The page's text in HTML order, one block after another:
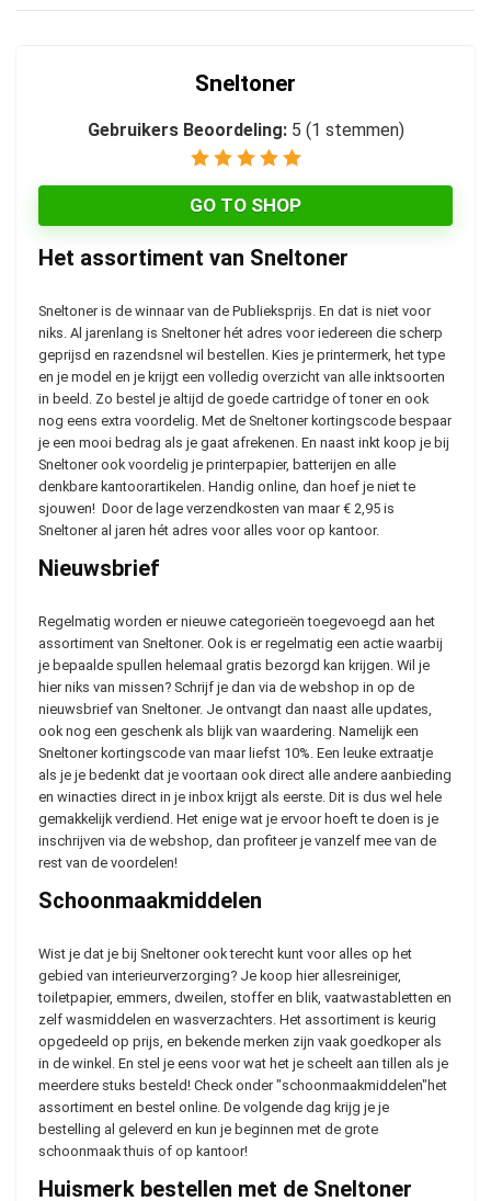
Sneltoner
Gebruikers Beoordeling: 5 (1 stemmen)
GO TO SHOP
Het assortiment van Sneltoner
Sneltoner is de winnaar van de Publieksprijs. En dat is niet voor
niks. Al jarenlang is Sneltoner hét adres voor iedereen die scherp
geprijsd en razendsnel wil bestellen. Kies je printermerk, het type
en je model en je krijgt een volledig overzicht van alle inktsoorten
in beeld. Zo bestel je altijd de goede cartridge of toner en ook
nog eens extra voordelig. Met de Sneltoner kortingscode bespaar
je een mooi bedrag als je gaat afrekenen. En naast inkt koop je bij
Sneltoner ook voordelig je printerpapier, batterijen en alle
denkbare kantoorartikelen. Handig online, dan hoef je niet te
sjouwen! Door de lage verzendkosten van maar € 2,95 is
Sneltoner al jaren hét adres voor alles voor op kantoor.
Nieuwsbrief
Regelmatig worden er nieuwe categorieën toegevoegd aan het
assortiment van Sneltoner. Ook is er regelmatig een actie waarbij
je bepaalde spullen helemaal gratis bezorgd kan krijgen. Wil je
hier niks van missen? Schrijf je dan via de webshop in op de
nieuwsbrief van Sneltoner. Je ontvangt dan naast alle updates,
ook nog een geschenk als blijk van waardering. Namelijk een
Sneltoner kortingscode van maar liefst 10%. Een leuke extraatje
als je je bedenkt dat je voortaan ook direct alle andere aanbieding
en winacties direct in je inbox krijgt als eerste. Dit is dus wel hele
gemakkelijk verdiend. Het enige wat je ervoor hoeft te doen is je
inschrijven via de webshop, dan profiteer je vanzelf mee van de
rest van de voordelen!
Schoonmaakmiddelen
Wist je dat je bij Sneltoner ook terecht kunt voor alles op het
gebied van interieurverzorging? Je koop hier allesreiniger,
toiletpapier, emmers, dweilen, stoffer en blik, vaatwastabletten en
zelf wasmiddelen en wasverzachters. Het assortiment is keurig
opgedeeld op prijs, en bekende merken zijn vaak goedkoper als
in de winkel. En stel je eens voor wat het je scheelt aan tillen als je
meerdere stuks besteld! Check onder "schoonmaakmiddelen"het
assortiment en bestel online. De volgende dag krijg je je
bestelling al geleverd en kun je beginnen met de grote
schoonmaak thuis of op kantoor!
Huismerk bestellen met de Sneltoner